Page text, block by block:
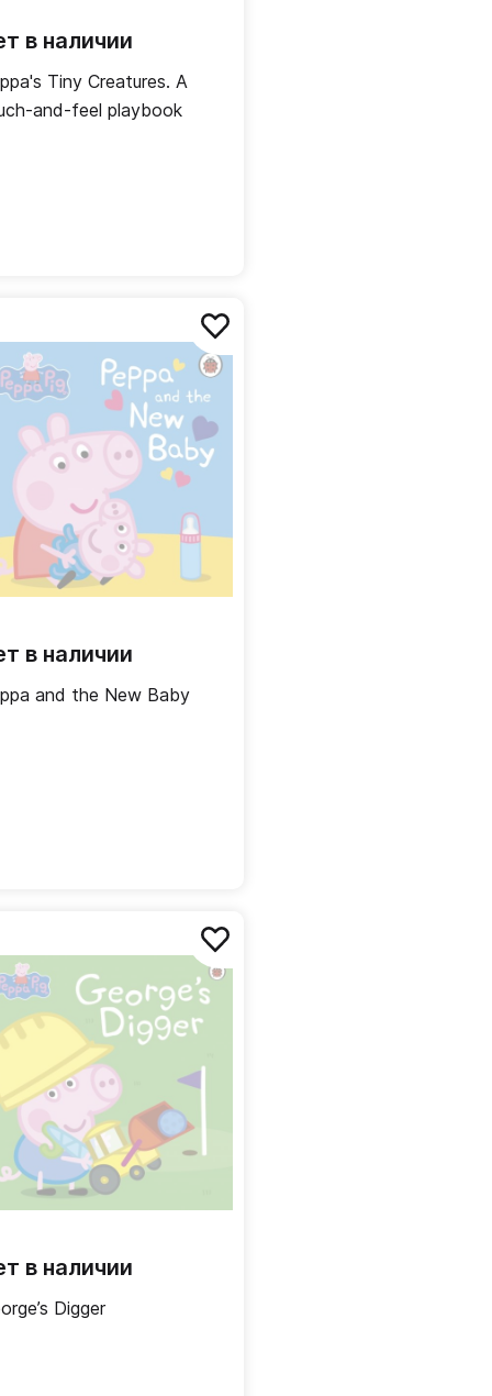
в наличии
Tiny Creatures. A
and-feel playbook
в наличии
and the New Baby
в наличии
Digger